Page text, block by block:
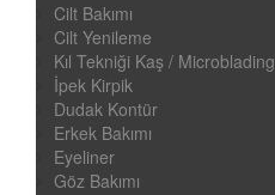
Cilt Bakımı
Cilt Yenileme
Kıl Tekniği Kaş / Microblading
İpek Kirpik
Dudak Kontür
Erkek Bakımı
Eyeliner
Göz Bakımı